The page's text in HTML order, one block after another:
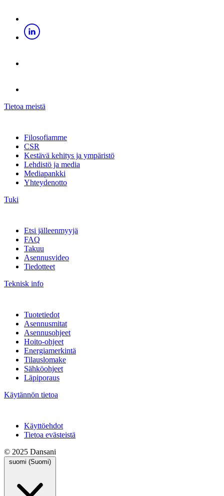
Tietoa meistä
Filosofiamme
CSR
Kestävä kehitys ja ympäristö
Lehdistö ja media
Mediapankki
Yhteydenotto
Tuki
Etsi jälleenmyyjä
FAQ
Takuu
Asennusvideo
Tiedotteet
Teknisk info
Tuotetiedot
Asennusmitat
Asennusohjeet
Hoito-ohjeet
Energiamerkintä
Tilauslomake
Sähköohjeet
Läpiporaus
Käytännön tietoa
Käyttöehdot
Tietoa evästeistä
© 2025 Dansani
suomi (Suomi)